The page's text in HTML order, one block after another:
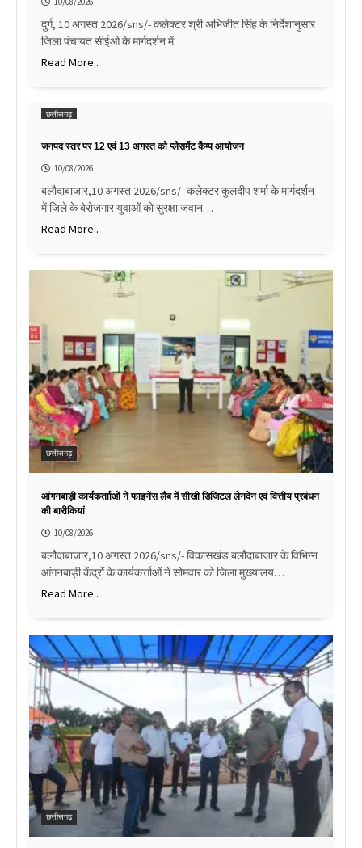
दुर्ग, 10 अगस्‍त 2026/sns/- कलेक्टर श्री अभिजीत सिंह के निर्देशानुसार
जिला पंचायत सीईओ के मार्गदर्शन में…
Read More..
छत्तीसगढ़
जनपद स्तर पर 12 एवं 13 अगस्त को प्लेसमेंट कैम्प आयोजन
10/08/2026
बलौदाबाजार,10 अगस्त 2026/sns/- कलेक्टर कुलदीप शर्मा के मार्गदर्शन
में जिले के बेरोजगार युवाओं को सुरक्षा जवान…
Read More..
छत्तीसगढ़
आंगनबाड़ी कार्यकर्तााओं ने फाइनेंस लैब में सीखी डिजिटल लेनदेन एवं वित्तीय प्रबंधन
की बारीकियां
10/08/2026
बलौदाबाजार,10 अगस्त 2026/sns/- विकासखंड बलौदाबाजार के विभिन्न
आंगनबाड़ी केंद्रों के कार्यकर्त्ताओं ने सोमवार को जिला मुख्यालय…
Read More..
छत्तीसगढ़